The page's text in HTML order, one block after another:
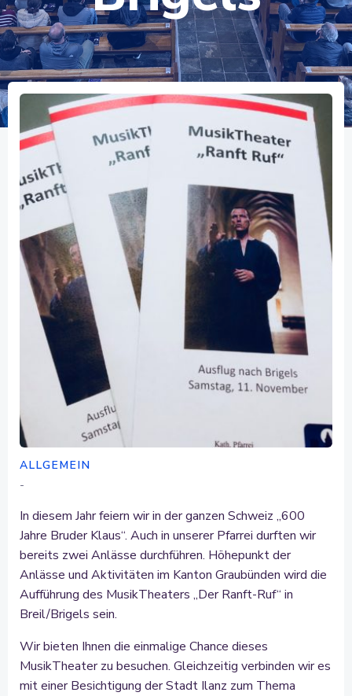
ALLGEMEIN
-
In diesem Jahr feiern wir in der ganzen Schweiz „600
Jahre Bruder Klaus“. Auch in unserer Pfarrei durften wir
bereits zwei Anlässe durchführen. Höhepunkt der
Anlässe und Aktivitäten im Kanton Graubünden wird die
Aufführung des MusikTheaters „Der Ranft-Ruf“ in
Breil/Brigels sein.
Wir bieten Ihnen die einmalige Chance dieses
MusikTheater zu besuchen. Gleichzeitig verbinden wir es
mit einer Besichtigung der Stadt Ilanz zum Thema